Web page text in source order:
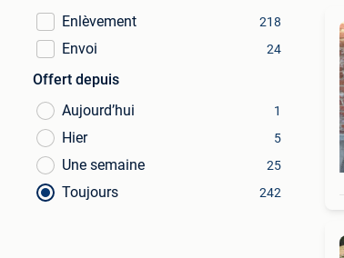
Enlèvement
218
Envoi 24
Offert depuis
Aujourd’hui
1
Hier 5
Une semaine 25
Toujours 242